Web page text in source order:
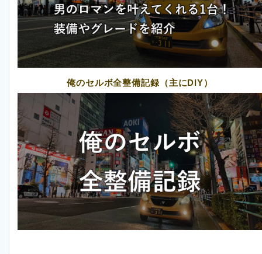
俺のセルボ全整備記録（主にDIY）